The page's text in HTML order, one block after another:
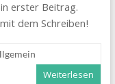
erster Beitrag.
dem Schreiben!
Weiterlesen